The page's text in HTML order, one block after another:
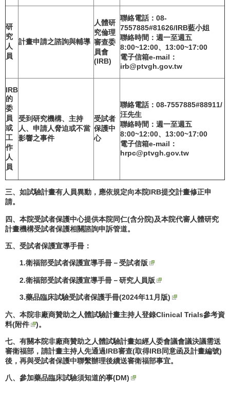
研
究
人
員
計畫申請之諮詢與輔導
人體研
究倫理
審查委
員會
(IRB)
聯絡電話：08-
7557885#81626/IRB藍小姐
聯絡時間：週一至週五
8:00~12:00、13:00~17:00
電子信箱e-mail ：
irb@ptvgh.gov.tw
IRB
的
委
員
或
工
作
人
員
受到研究機構、主持
人、申請人脅迫或不當
影響之事件
受試者
保護中
心
聯絡電話：08-7557885#88911/
汪先生
聯絡時間：週一至週五
8:00~12:00、13:00~17:00
電子信箱e-mail ：
hrpc@ptvgh.gov.tw
三、如試驗計畫有人員異動，應依規定向本院IRB提交計畫修正申
請。
四、本院受試者保護中心提供本院同仁(含分院)及本院代審人體研究
計畫機構受試者保護相關諮詢申訴管道。
五、受試者保護宣導手冊：
1.衛福部受試者保護宣導手冊－受試者版
2.衛福部受試者保護宣導手冊－研究人員版
3.藥品臨床試驗受試者保護手冊(2024年11月版)
六、本院非廠商贊助之人體試驗計畫主持人登錄Clinical Trials參考資
料(附件 )。
七、有關本院非廠商贊助之人體試驗計畫如經人委會議會議決議需送
審衛福部，請計畫主持人先通過IRB審查(取得IRB同意函及計畫編號)
後，再與受試者保護中聯繫辦理後續送審衛福部事宜。
八、 參加藥品臨床試驗須知道的事(DM)